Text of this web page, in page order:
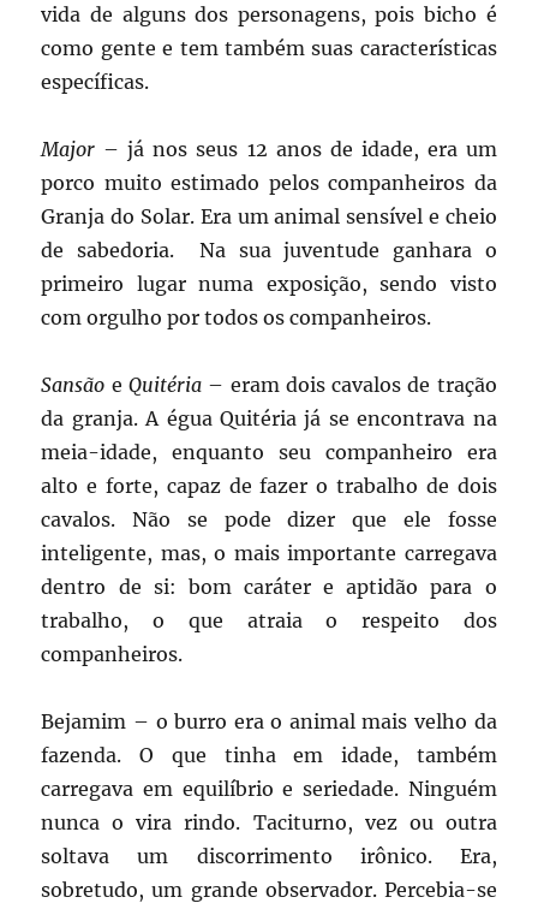
vida de alguns dos personagens, pois bicho é
como gente e tem também suas características
específicas.
Major – já nos seus 12 anos de idade, era um
porco muito estimado pelos companheiros da
Granja do Solar. Era um animal sensível e cheio
de sabedoria. Na sua juventude ganhara o
primeiro lugar numa exposição, sendo visto
com orgulho por todos os companheiros.
Sansão e Quitéria– eram dois cavalos de tração
da granja. A égua Quitéria já se encontrava na
meia-idade, enquanto seu companheiro era
alto e forte, capaz de fazer o trabalho de dois
cavalos. Não se pode dizer que ele fosse
inteligente, mas, o mais importante carregava
dentro de si: bom caráter e aptidão para o
trabalho, o que atraia o respeito dos
companheiros.
Bejamim – o burro era o animal mais velho da
fazenda. O que tinha em idade, também
carregava em equilíbrio e seriedade. Ninguém
nunca o vira rindo. Taciturno, vez ou outra
soltava um discorrimento irônico. Era,
sobretudo, um grande observador. Percebia-se